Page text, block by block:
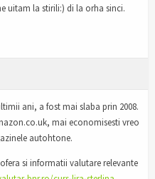
uitam la stirili:) di la orha sinci.
ani, a fost mai slaba prin 2008.
mai economisesti vreo
autohtone.
si informatii valutare relevante